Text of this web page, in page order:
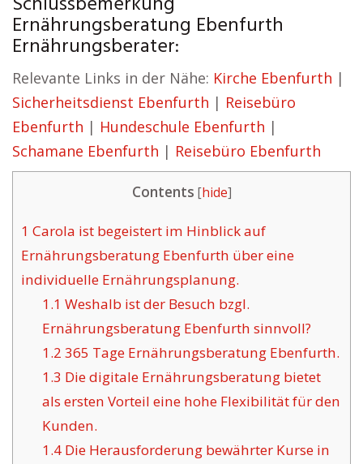
Ernährungsberatung Ebenfurth
Ernährungsberater:
Relevante Links in der Nähe: Kirche Ebenfurth |
Sicherheitsdienst Ebenfurth | Reisebüro
Ebenfurth | Hundeschule Ebenfurth |
Schamane Ebenfurth | Reisebüro Ebenfurth
Contents [hide]
1 Carola ist begeistert im Hinblick auf
Ernährungsberatung Ebenfurth über eine
individuelle Ernährungsplanung.
1.1 Weshalb ist der Besuch bzgl.
Ernährungsberatung Ebenfurth sinnvoll?
1.2 365 Tage Ernährungsberatung Ebenfurth.
1.3 Die digitale Ernährungsberatung bietet
als ersten Vorteil eine hohe Flexibilität für den
Kunden.
1.4Die Herausforderung bewährter Kurse in